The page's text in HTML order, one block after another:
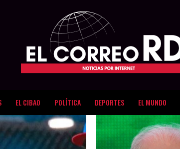
EL CIBAO POLÍTICA DEPORTES EL MUNDO